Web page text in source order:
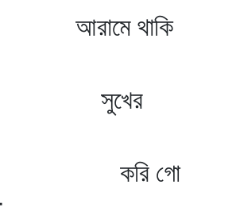
থাকি
গো